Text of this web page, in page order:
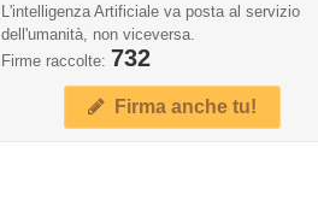
L'intelligenza Artificiale va posta al servizio
dell'umanità, non viceversa.
Firme raccolte: 732
Firma anche tu!